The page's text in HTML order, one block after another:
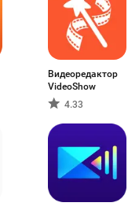
Видеоредактор
VideoShow
4.33